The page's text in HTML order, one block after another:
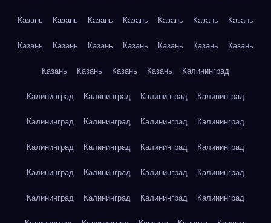
Казань Казань Казань Казань Казань Казань Казань
Казань Казань Казань Казань Казань Казань Казань
Казань Казань Казань Казань Калининград
Калининград Калининград Калининград Калининград
Калининград Калининград Калининград Калининград
Калининград Калининград Калининград Калининград
Калининград Калининград Калининград Калининград
Калининград Калининград Калининград Калининград